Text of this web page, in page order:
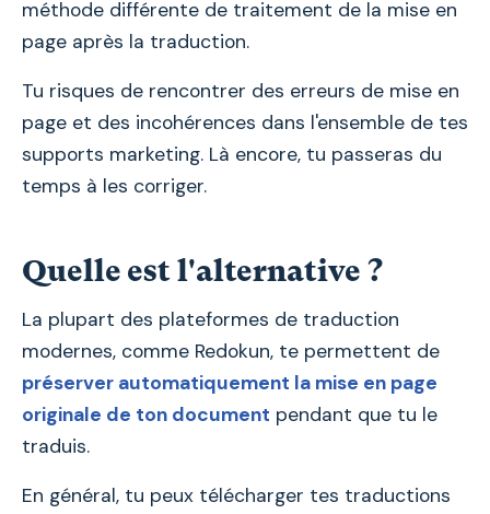
méthode différente de traitement de la mise en
page après la traduction.
Tu risques de rencontrer des erreurs de mise en
page et des incohérences dans l'ensemble de tes
supports marketing. Là encore, tu passeras du
temps à les corriger.
Quelle est l'alternative ?
La plupart des plateformes de traduction
modernes, comme Redokun, te permettent de
préserver automatiquement la mise en page
originale de ton document pendant que tu le
traduis.
En général, tu peux télécharger tes traductions